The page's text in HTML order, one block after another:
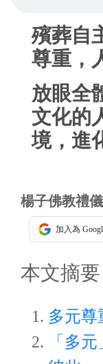
殯葬自
尊重，
放眼全
文化的
境，進
楊子佛教禮
加入為
本文摘要
多元尊
「多